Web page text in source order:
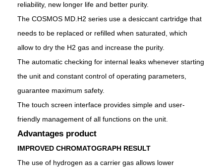
reliability, new longer life and better purity.
The COSMOS MD.H2 series use a desiccant cartridge that
needs to be replaced or refilled when saturated, which
allow to dry the H2 gas and increase the purity.
The automatic checking for internal leaks whenever starting
the unit and constant control of operating parameters,
guarantee maximum safety.
The touch screen interface provides simple and user-
friendly management of all functions on the unit.
Advantages product
IMPROVED CHROMATOGRAPH RESULT
The use of hydrogen as a carrier gas allows lower